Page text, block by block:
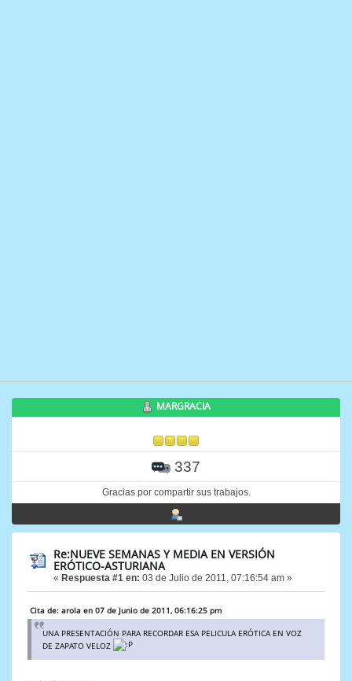
MARGRACIA
337
Gracias por compartir sus trabajos.
Re:NUEVE SEMANAS Y MEDIA EN VERSIÓN
ERÓTICO-ASTURIANA
« Respuesta #1 en: 03 de Julio de 2011, 07:16:54 am »
Cita de: arola en 07 de Junio de 2011, 06:16:25 pm
UNA PRESENTACIÓN PARA RECORDAR ESA PELICULA ERÓTICA EN VOZ
DE ZAPATO VELOZ